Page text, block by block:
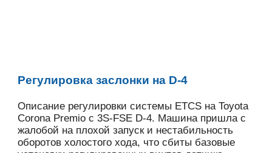
Регулировка заслонки на D-4
Описание регулировки системы ETCS на Toyota
Corona Premio с 3S-FSE D-4. Машина пришла с
жалобой на плохой запуск и нестабильность
оборотов холостого хода, что сбиты базовые